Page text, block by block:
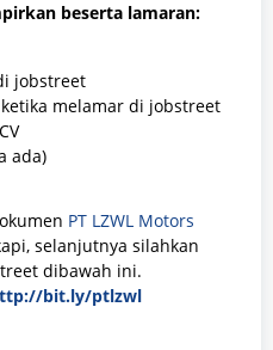
beserta lamaran:
jobstreet
melamar di jobstreet
ada)
PT LZWL Motors
selanjutnya silahkan
dibawah ini.
bit.ly/ptlzwl